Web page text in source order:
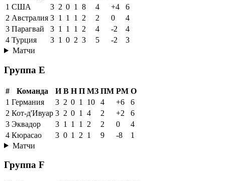
1 США 3 2 0 1 8 4 +4
6
2 Австралия 3 1 1 1 2 2 0
4
3 Парагвай 3 1 1 1 2 4 -2
4
4 Турция 3 1 0 2 3 5 -2
3
Матчи
Группа E
# Команда И В Н П МЗ ПМ РМ О
1 Германия 3 2 0 1 10 4 +6
6
2 Кот-д'Ивуар 3 2 0 1 4 2 +2
6
3 Эквадор 3 1 1 1 2 2 0
4
4 Кюрасао 3 0 1 2 1 9 -8
1
Матчи
Группа F